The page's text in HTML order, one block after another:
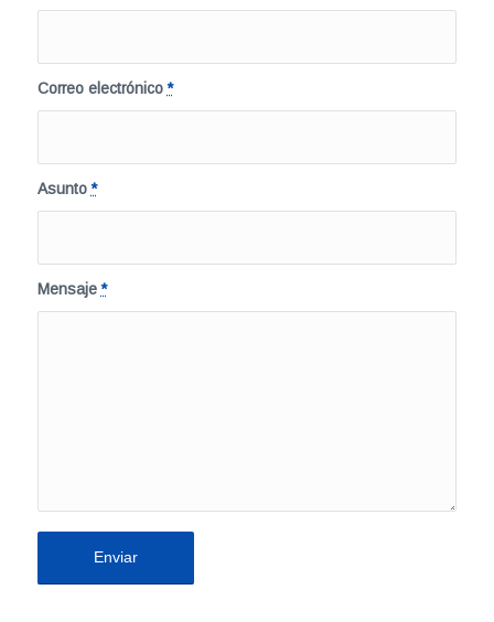
Correo electrónico*
Asunto*
Mensaje*